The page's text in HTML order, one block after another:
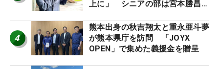
上に」 シニアの部は宮本勝昌が
4
熊本出身の秋吉翔太と重永亜斗夢
が熊本県庁を訪問 「JOYX
OPEN」で集めた義援金を贈呈